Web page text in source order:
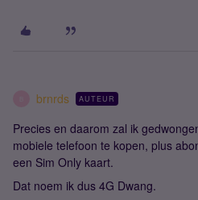
brnrds AUTEUR
Precies en daarom zal ik
mobiele telefoon te kopen, plus
een Sim Only kaart.
Dat noem ik dus 4G Dwang.